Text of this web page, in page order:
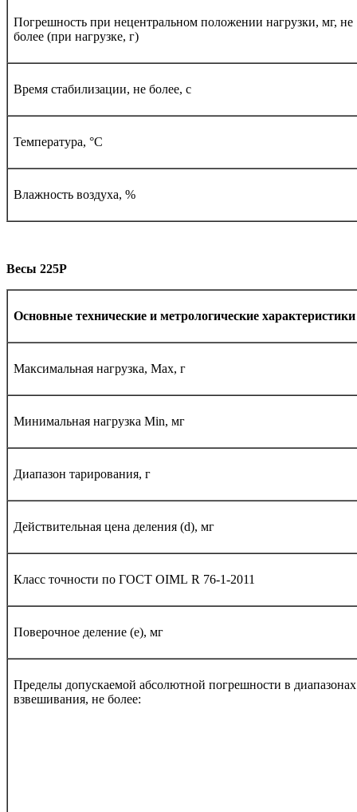
Погрешность при нецентральном положении нагрузки, мг, не
более (при нагрузке, г)
Время стабилизации, не более, с
Температура, °С
Влажность воздуха, %
Весы 225P
Основные технические и метрологические характеристики
Максимальная нагрузка, Max, г
Минимальная нагрузка Мin, мг
Диапазон тарирования, г
Действительная цена деления (d), мг
Класс точности по ГОСТ OIML R 76-1-2011
Поверочное деление (е), мг
Пределы допускаемой абсолютной погрешности в диапазонах
взвешивания, не более: